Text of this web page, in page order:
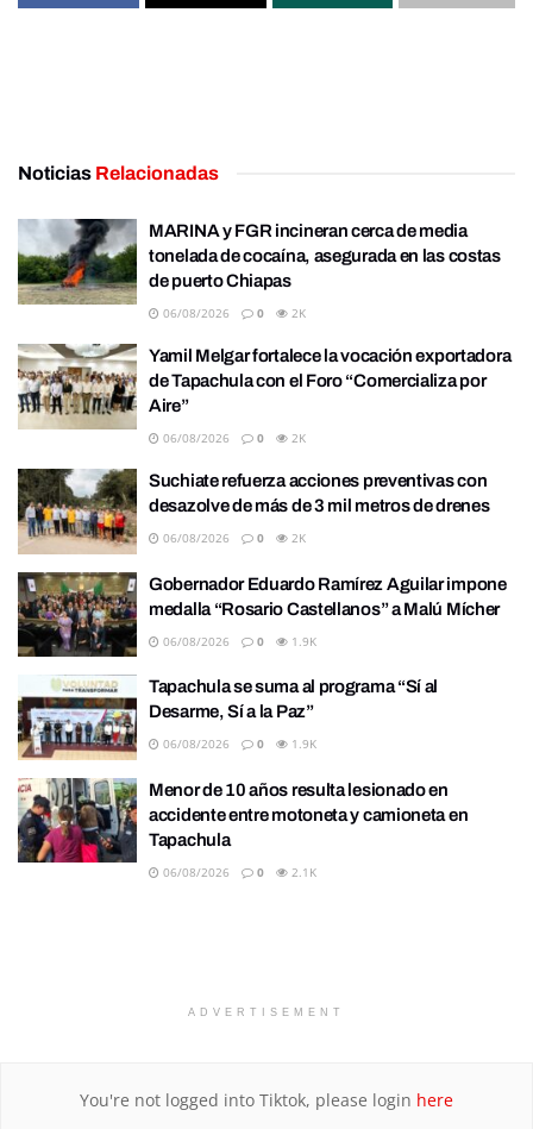
Noticias Relacionadas
MARINA y FGR incineran cerca de media
tonelada de cocaína, asegurada en las costas
de puerto Chiapas
06/08/2026 0 2K
Yamil Melgar fortalece la vocación exportadora
de Tapachula con el Foro “Comercializa por
Aire”
06/08/2026 0 2K
Suchiate refuerza acciones preventivas con
desazolve de más de 3 mil metros de drenes
06/08/2026 0 2K
Gobernador Eduardo Ramírez Aguilar impone
medalla “Rosario Castellanos” a Malú Mícher
06/08/2026 0 1.9K
Tapachula se suma al programa “Sí al
Desarme, Sí a la Paz”
06/08/2026 0 1.9K
Menor de 10 años resulta lesionado en
accidente entre motoneta y camioneta en
Tapachula
06/08/2026 0 2.1K
ADVERTISEMENT
You're not logged into Tiktok, please login here